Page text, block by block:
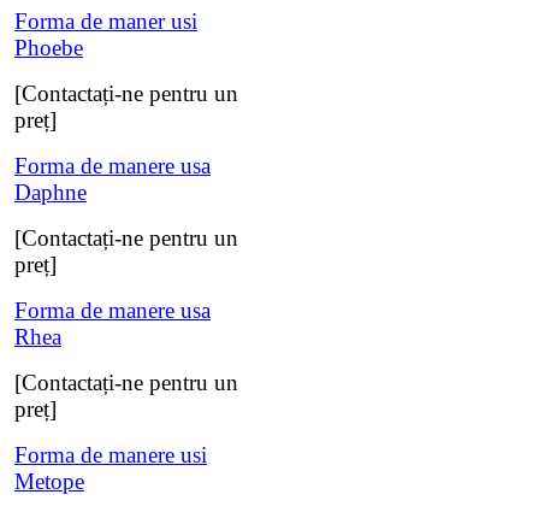
Forma de maner usi
Phoebe
[Contactați-ne pentru un
preț]
Forma de manere usa
Daphne
[Contactați-ne pentru un
preț]
Forma de manere usa
Rhea
[Contactați-ne pentru un
preț]
Forma de manere usi
Metope